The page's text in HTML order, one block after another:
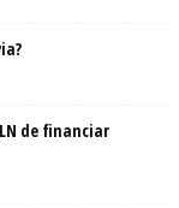
de financiar